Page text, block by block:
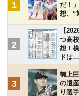
1
だ！
想、“
2
【
つ高
想！
ドは…
3
橋上
の遺
り選